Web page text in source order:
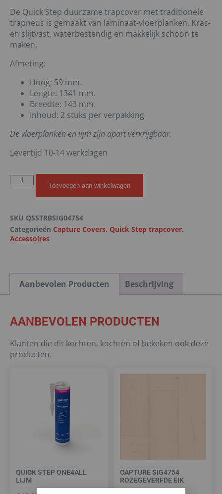
De Quick Step duurzame trapcover met traditionele
trapneus is gemaakt van laminaat-vloerplanken. Kras-
en slijtvast, waterbestendig en makkelijk schoon te
maken.
Afmeting:
Hoog: 59 mm.
Lengte: 1341 mm.
Breedte: 143 mm.
Inhoud: 2 stuks per verpakking
De vloerplanken en lijm zijn apart verkrijgbaar.
Levertijd 10-14 werkdagen
Toevoegen aan winkelwagen
SKU QSSTRBSIG04754
Categorieën Capture Covers, Quick Step trapcover,
Accessoires
Aanbevolen Producten Beschrijving
AANBEVOLEN PRODUCTEN
Klanten die dit kochten, kochten of bekeken ook deze
producten.
QUICK STEP ONE4ALL
LIJM
CAPTURE SIG4754
ROZEGEVERFDE EIK